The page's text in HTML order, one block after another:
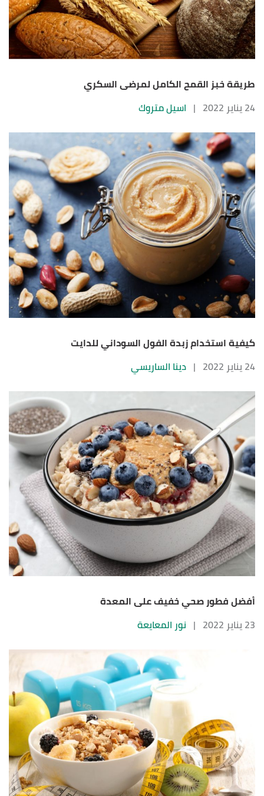
طريقة خبز القمح الكامل لمرضى السكري
24 يناير 2022
| اسيل متروك
كيفية استخدام زبدة الفول السوداني للدايت
24 يناير 2022
| دينا الساريسي
أفضل فطور صحي خفيف على المعدة
23 يناير 2022
| نور المعايعة